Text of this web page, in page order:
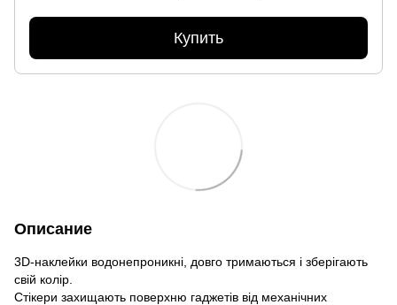
Купить
Описание
3D-наклейки водонепроникні, довго тримаються і зберігають
свій колір.
Стікери захищають поверхню гаджетів від механічних